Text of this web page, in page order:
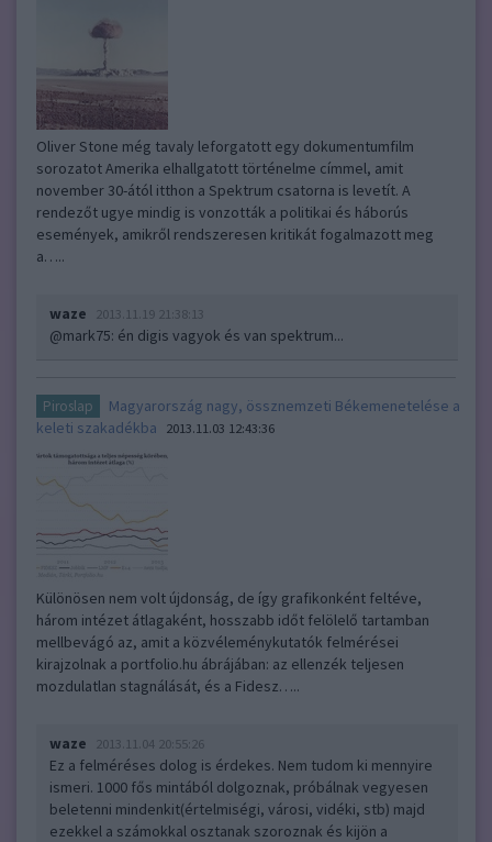
Oliver Stone még tavaly leforgatott egy dokumentumfilm
sorozatot Amerika elhallgatott történelme címmel, amit
november 30-ától itthon a Spektrum csatorna is levetít. A
rendezőt ugye mindig is vonzották a politikai és háborús
események, amikről rendszeresen kritikát fogalmazott meg
a…..
waze 2013.11.19 21:38:13
@mark75: én digis vagyok és van spektrum...
Piroslap
Magyarország nagy, össznemzeti Békemenetelése a
keleti szakadékba
2013.11.03 12:43:36
Különösen nem volt újdonság, de így grafikonként feltéve,
három intézet átlagaként, hosszabb időt felölelő tartamban
mellbevágó az, amit a közvéleménykutatók felmérései
kirajzolnak a portfolio.hu ábrájában: az ellenzék teljesen
mozdulatlan stagnálását, és a Fidesz…..
waze 2013.11.04 20:55:26
Ez a felméréses dolog is érdekes. Nem tudom ki mennyire
ismeri. 1000 fős mintából dolgoznak, próbálnak vegyesen
beletenni mindenkit(értelmiségi, városi, vidéki, stb) majd
ezekkel a számokkal osztanak szoroznak és kijön a